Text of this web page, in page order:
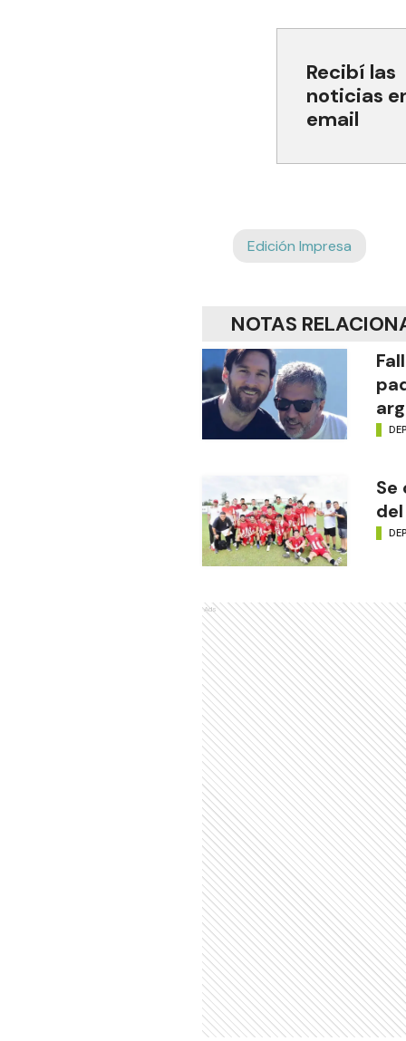
Recibí las
noticias
email
Edición Impresa
NOTAS
Se
Ads